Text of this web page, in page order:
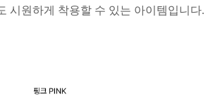
시원하게 착용할 수 있는 아이템입니다.